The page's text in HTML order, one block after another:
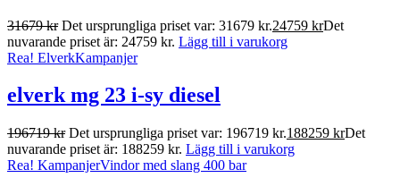
31679kr Det ursprungliga priset var: 31679 kr.24759 krDet
nuvarande priset är: 24759 kr. Lägg till i varukorg
Rea! ElverkKampanjer
elverk mg 23 i-sy diesel
196719kr Det ursprungliga priset var: 196719 kr.188259 krDet
nuvarande priset är: 188259 kr. Lägg till i varukorg
Rea! KampanjerVindor med slang 400 bar